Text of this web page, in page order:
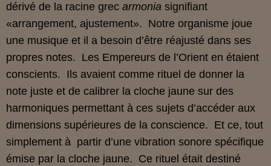
dérivé de la racine grec armonia signifiant
«arrangement, ajustement». Notre organisme joue
une musique et il a besoin d’être réajusté dans ses
propres notes. Les Empereurs de l’Orient en étaient
conscients. Ils avaient comme rituel de donner la
note juste et de calibrer la cloche jaune sur des
harmoniques permettant à ces sujets d’accéder aux
dimensions supérieures de la conscience. Et ce, tout
simplement à partir d’une vibration sonore spécifique
émise par la cloche jaune. Ce rituel était destiné